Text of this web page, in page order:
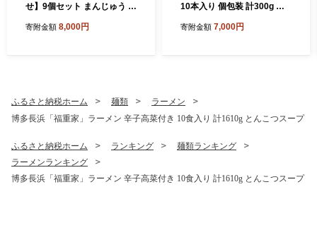
せ】9個セット まんじゅう 饅
市
寄附金額 8,000円
10本入り 個包装 計300g 無
太子
寄附金額 7,000円
ふるさと納税ホーム 麺類
ラーメン
博多長浜「福重家」ラーメン 辛子高菜付き 10食入り 計1610g とんこつスープ
ふるさと納税ホーム ランキング
麺類ランキング
ラーメンランキング
博多長浜「福重家」ラーメン 辛子高菜付き 10食入り 計1610g とんこつスープ